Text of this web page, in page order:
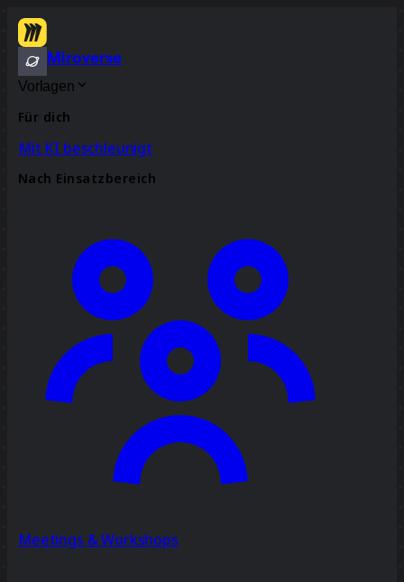
Miroverse
Vorlagen
Für dich
Mit KI beschleunigt
Nach Einsatzbereich
Meetings & Workshops